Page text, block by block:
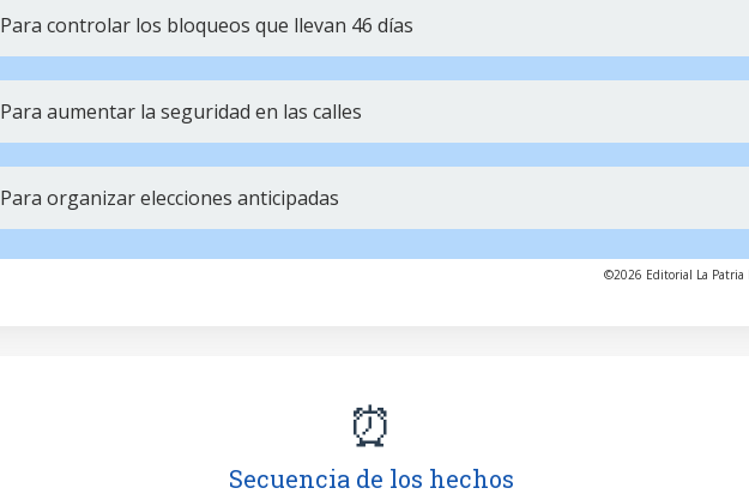
Para controlar los bloqueos que llevan 46 días
Para aumentar la seguridad en las calles
Para organizar elecciones anticipadas
©2026 Editorial La Patria
⏰
Secuencia de los hechos